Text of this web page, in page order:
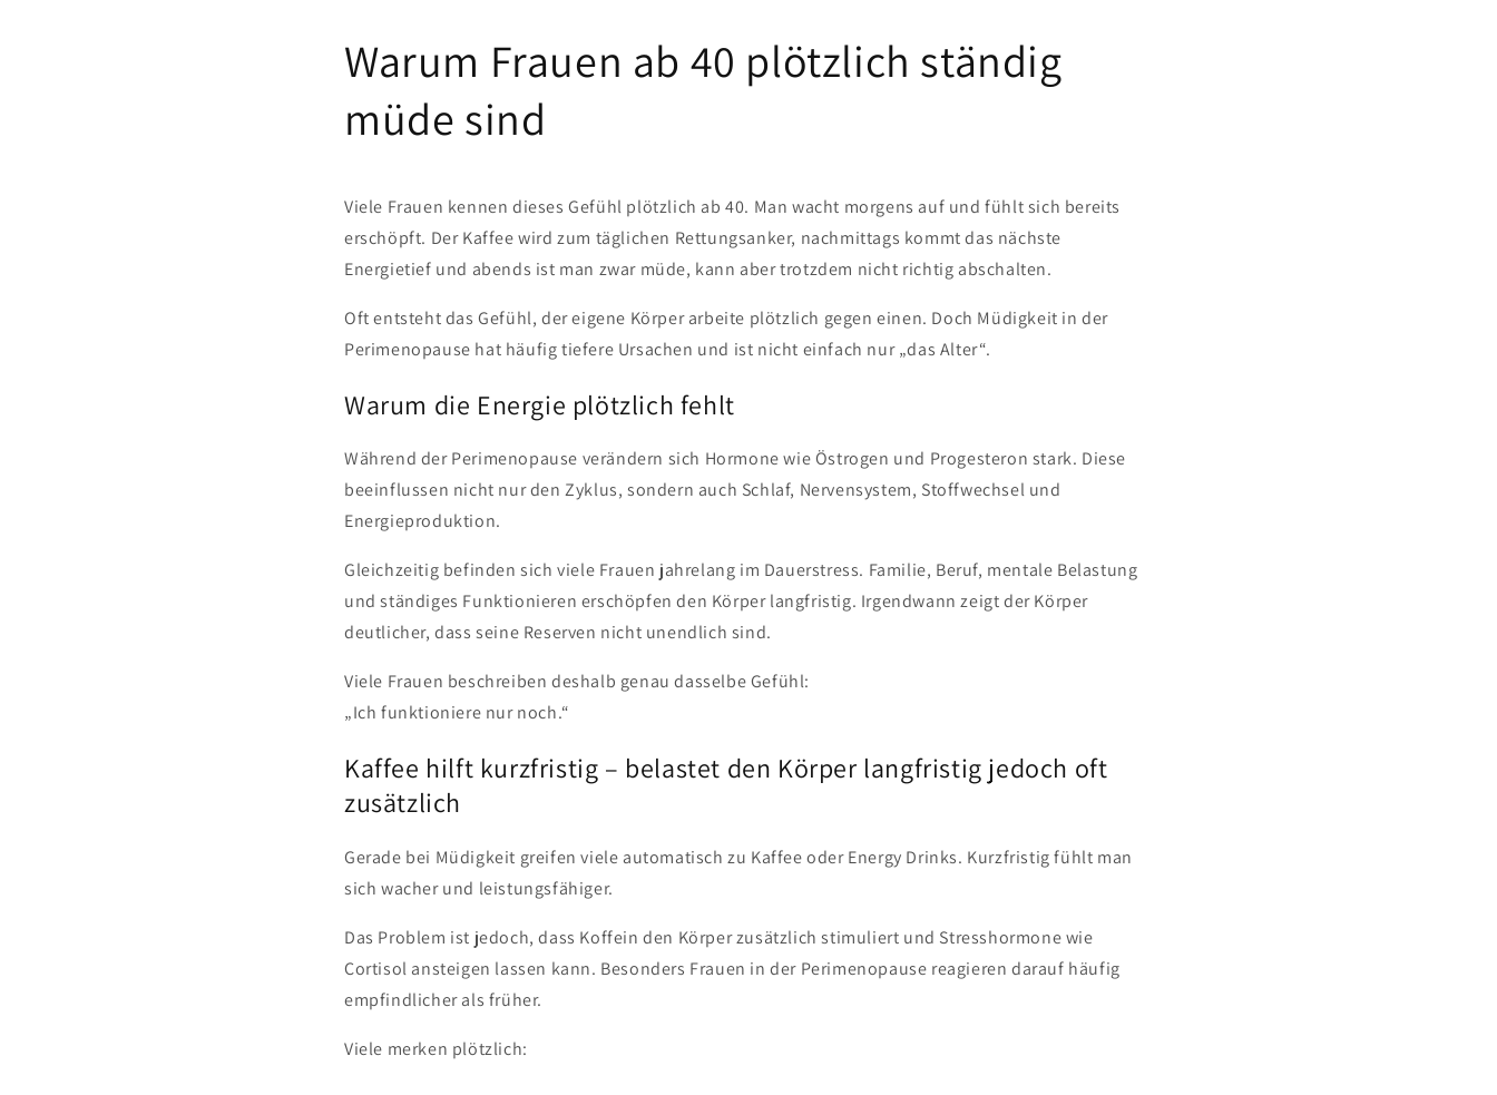
Warum Frauen ab 40 plötzlich ständig
müde sind
Viele Frauen kennen dieses Gefühl plötzlich ab 40. Man wacht morgens auf und fühlt sich bereits
erschöpft. Der Kaffee wird zum täglichen Rettungsanker, nachmittags kommt das nächste
Energietief und abends ist man zwar müde, kann aber trotzdem nicht richtig abschalten.
Oft entsteht das Gefühl, der eigene Körper arbeite plötzlich gegen einen. Doch Müdigkeit in der
Perimenopause hat häufig tiefere Ursachen und ist nicht einfach nur „das Alter“.
Warum die Energie plötzlich fehlt
Während der Perimenopause verändern sich Hormone wie Östrogen und Progesteron stark. Diese
beeinflussen nicht nur den Zyklus, sondern auch Schlaf, Nervensystem, Stoffwechsel und
Energieproduktion.
Gleichzeitig befinden sich viele Frauen jahrelang im Dauerstress. Familie, Beruf, mentale Belastung
und ständiges Funktionieren erschöpfen den Körper langfristig. Irgendwann zeigt der Körper
deutlicher, dass seine Reserven nicht unendlich sind.
Viele Frauen beschreiben deshalb genau dasselbe Gefühl:
„Ich funktioniere nur noch.“
Kaffee hilft kurzfristig – belastet den Körper langfristig jedoch oft
zusätzlich
Gerade bei Müdigkeit greifen viele automatisch zu Kaffee oder Energy Drinks. Kurzfristig fühlt man
sich wacher und leistungsfähiger.
Das Problem ist jedoch, dass Koffein den Körper zusätzlich stimuliert und Stresshormone wie
Cortisol ansteigen lassen kann. Besonders Frauen in der Perimenopause reagieren darauf häufig
empfindlicher als früher.
Viele merken plötzlich: